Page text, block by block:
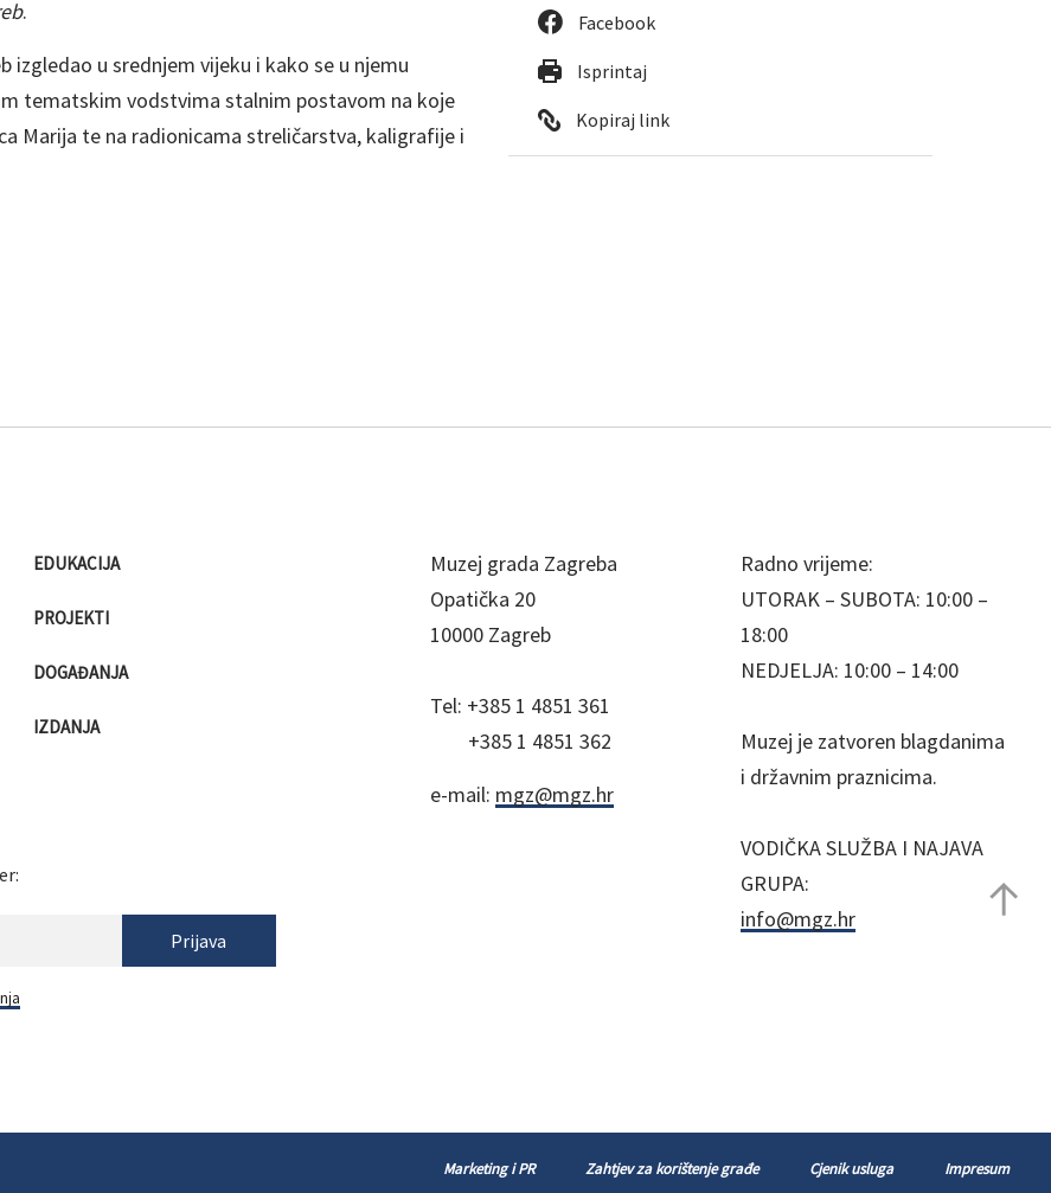
.
u srednjem vijeku i kako se u njemu
tematskim vodstvima stalnim postavom na koje
Marija te na radionicama streličarstva, kaligrafije i
Facebook
Isprintaj
Kopiraj link
EDUKACIJA
PROJEKTI
DOGAĐANJA
IZDANJA
Prijava
Muzej grada Zagreba
Opatička 20
10000 Zagreb
Tel: +385 1 4851 361
+385 1 4851 362
e-mail: mgz@mgz.hr
Radno vrijeme:
UTORAK – SUBOTA: 10:00 –
18:00
NEDJELJA: 10:00 – 14:00
Muzej je zatvoren blagdanima
i državnim praznicima.
VODIČKA SLUŽBA I NAJAVA
GRUPA:
info@mgz.hr
Marketing i PR Zahtjev za korištenje građe Cjenik usluga Impresum